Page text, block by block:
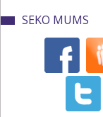
SEKO MUMS